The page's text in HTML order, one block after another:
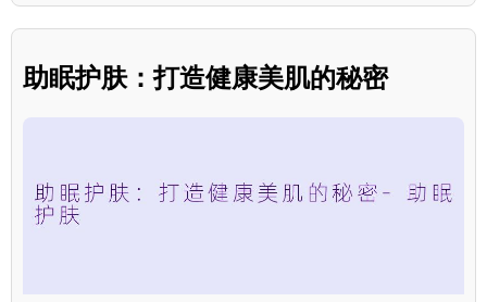
助眠护肤：打造健康美肌的秘密